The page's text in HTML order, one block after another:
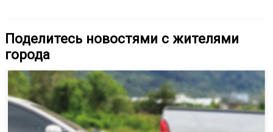
Поделитесь новостями с жителями
города